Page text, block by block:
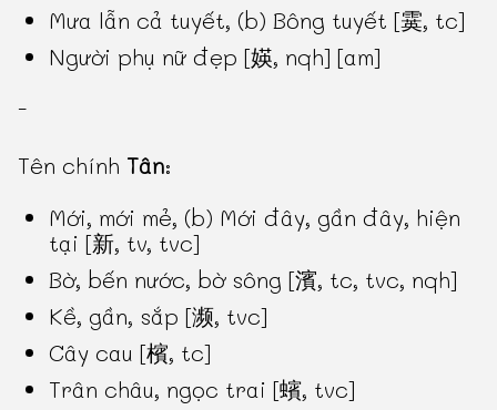
Mưa lẫn cả tuyết, (b) Bông tuyết [霙, tc]
Người phụ nữ đẹp [媖, nqh] [am]
-
Tên chính Tân:
Mới, mới mẻ, (b) Mới đây, gần đây, hiện
tại [新, tv, tvc]
Bờ, bến nước, bờ sông [濱, tc, tvc, nqh]
Kề, gần, sắp [濒, tvc]
Cây cau [檳, tc]
Trân châu, ngọc trai [蠙, tvc]